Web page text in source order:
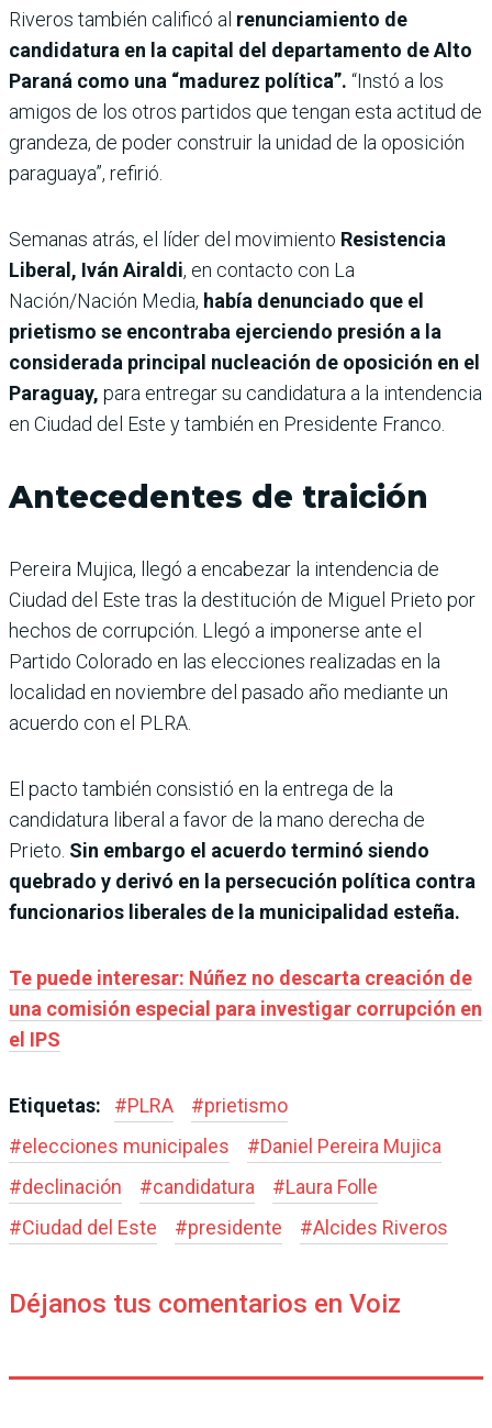
Riveros también calificó al renunciamiento de
candidatura en la capital del departamento de Alto
Paraná como una “madurez política”. “Instó a los
amigos de los otros partidos que tengan esta actitud de
grandeza, de poder construir la unidad de la oposición
paraguaya”, refirió.
Semanas atrás, el líder del movimiento Resistencia
Liberal, Iván Airaldi, en contacto con La
Nación/Nación Media, había denunciado que el
prietismo se encontraba ejerciendo presión a la
considerada principal nucleación de oposición en el
Paraguay, para entregar su candidatura a la intendencia
en Ciudad del Este y también en Presidente Franco.
Antecedentes de traición
Pereira Mujica, llegó a encabezar la intendencia de
Ciudad del Este tras la destitución de Miguel Prieto por
hechos de corrupción. Llegó a imponerse ante el
Partido Colorado en las elecciones realizadas en la
localidad en noviembre del pasado año mediante un
acuerdo con el PLRA.
El pacto también consistió en la entrega de la
candidatura liberal a favor de la mano derecha de
Prieto. Sin embargo el acuerdo terminó siendo
quebrado y derivó en la persecución política contra
funcionarios liberales de la municipalidad esteña.
Te puede interesar: Núñez no descarta creación de
una comisión especial para investigar corrupción en
el IPS
Etiquetas: #PLRA #prietismo
#elecciones municipales #Daniel Pereira Mujica
#declinación #candidatura #Laura Folle
#Ciudad del Este #presidente #Alcides Riveros
Déjanos tus comentarios en Voiz